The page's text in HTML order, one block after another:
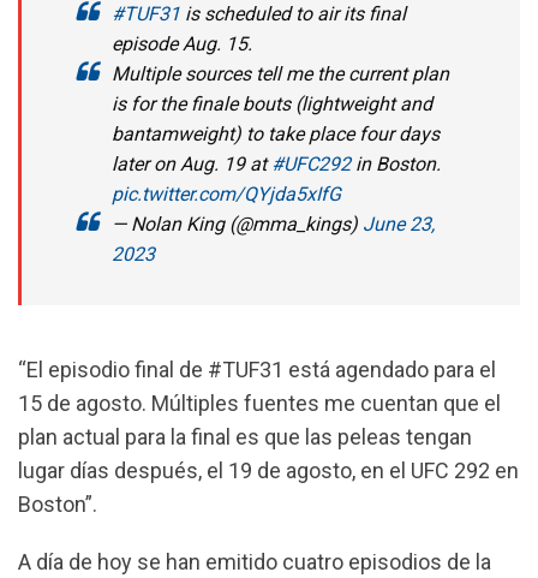
#TUF31 is scheduled to air its final
episode Aug. 15.
Multiple sources tell me the current plan
is for the finale bouts (lightweight and
bantamweight) to take place four days
later on Aug. 19 at#UFC292in Boston.
pic.twitter.com/QYjda5xIfG
— Nolan King (@mma_kings) June 23,
2023
“El episodio final de #TUF31 está agendado para el
15 de agosto. Múltiples fuentes me cuentan que el
plan actual para la final es que las peleas tengan
lugar días después, el 19 de agosto, en el UFC 292 en
Boston”.
A día de hoy se han emitido cuatro episodios de la